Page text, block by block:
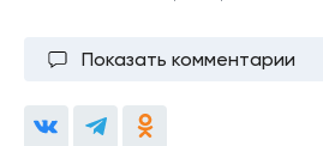
Показать комментарии